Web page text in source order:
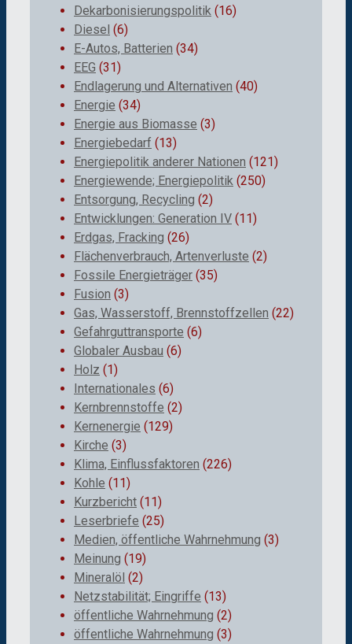
Dekarbonisierungspolitik (16)
Diesel (6)
E-Autos, Batterien (34)
EEG (31)
Endlagerung und Alternativen (40)
Energie (34)
Energie aus Biomasse (3)
Energiebedarf (13)
Energiepolitik anderer Nationen (121)
Energiewende; Energiepolitik (250)
Entsorgung, Recycling (2)
Entwicklungen: Generation IV (11)
Erdgas, Fracking (26)
Flächenverbrauch, Artenverluste (2)
Fossile Energieträger (35)
Fusion (3)
Gas, Wasserstoff, Brennstoffzellen (22)
Gefahrguttransporte (6)
Globaler Ausbau (6)
Holz (1)
Internationales (6)
Kernbrennstoffe (2)
Kernenergie (129)
Kirche (3)
Klima, Einflussfaktoren (226)
Kohle (11)
Kurzbericht (11)
Leserbriefe (25)
Medien, öffentliche Wahrnehmung (3)
Meinung (19)
Mineralöl (2)
Netzstabilität; Eingriffe (13)
öffentliche Wahrnehmung (2)
öffentliche Wahrnehmung (3)